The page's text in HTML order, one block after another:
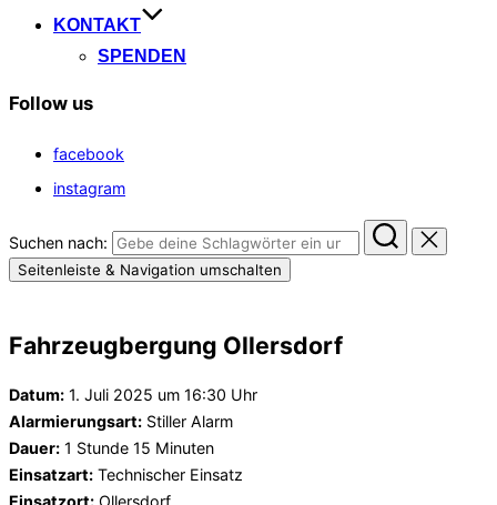
KONTAKT
SPENDEN
Follow us
facebook
instagram
Suchen nach:
Seitenleiste & Navigation umschalten
Fahrzeugbergung Ollersdorf
Datum: 1. Juli 2025 um 16:30 Uhr
Alarmierungsart: Stiller Alarm
Dauer: 1 Stunde 15 Minuten
Einsatzart: Technischer Einsatz
Einsatzort: Ollersdorf